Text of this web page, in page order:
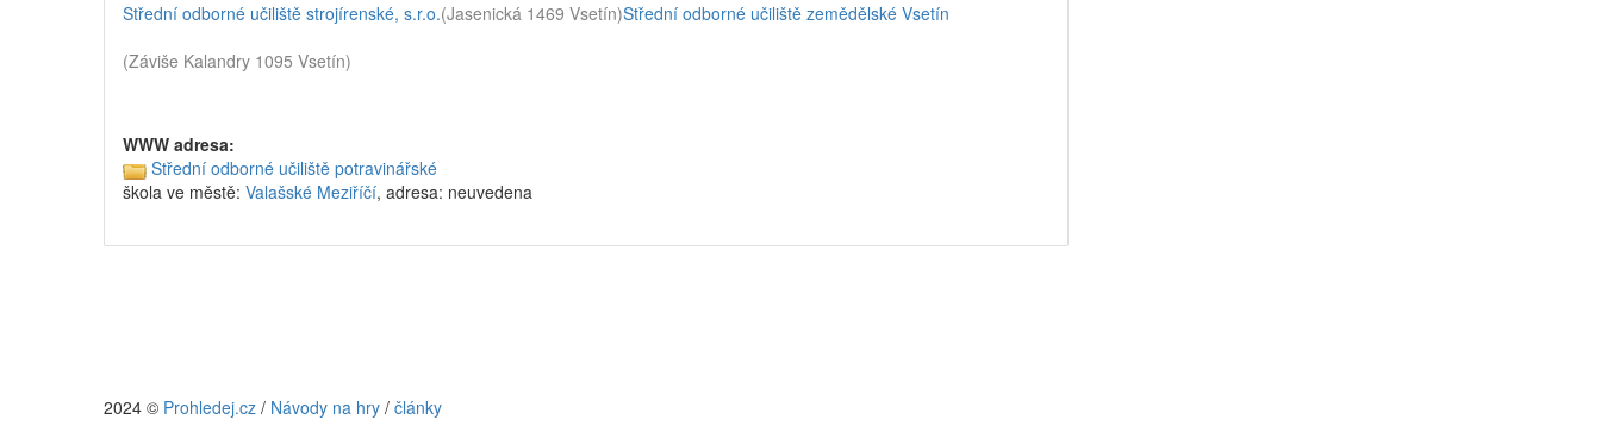
Střední odborné učiliště strojírenské, s.r.o.(Jasenická 1469 Vsetín)Střední odborné učiliště zemědělské Vsetín
(Záviše Kalandry 1095 Vsetín)
WWW adresa:
Střední odborné učiliště potravinářské
škola ve městě: Valašské Meziříčí, adresa: neuvedena
2024 © Prohledej.cz / Návody na hry / články